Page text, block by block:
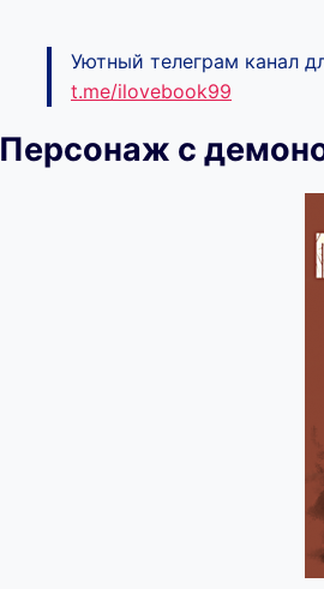
Уютный телеграм канал
t.me/ilovebook99
Персонаж с